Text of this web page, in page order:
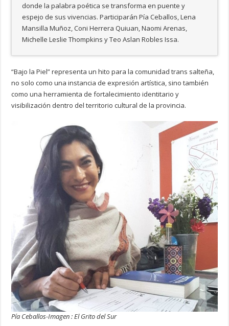
donde la palabra poética se transforma en puente y
espejo de sus vivencias. Participarán Pía Ceballos, Lena
Mansilla Muñoz, Coni Herrera Quiuan, Naomi Arenas,
Michelle Leslie Thompkins y Teo Aslan Robles Issa.
“Bajo la Piel” representa un hito para la comunidad trans salteña,
no solo como una instancia de expresión artística, sino también
como una herramienta de fortalecimiento identitario y
visibilización dentro del territorio cultural de la provincia.
Pía Ceballos-Imagen : El Grito del Sur